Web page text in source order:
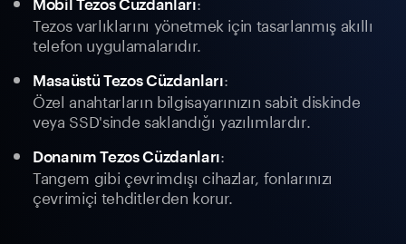
Mobil Tezos Cüzdanları
Tezos varlıklarını yönetmek için tasarlanmış akıllı
telefon uygulamalarıdır.
Masaüstü Tezos Cüzdanları:
Özel anahtarların bilgisayarınızın sabit diskinde
veya SSD'sinde saklandığı yazılımlardır.
Donanım Tezos Cüzdanları:
Tangem gibi çevrimdışı cihazlar, fonlarınızı
çevrimiçi tehditlerden korur.